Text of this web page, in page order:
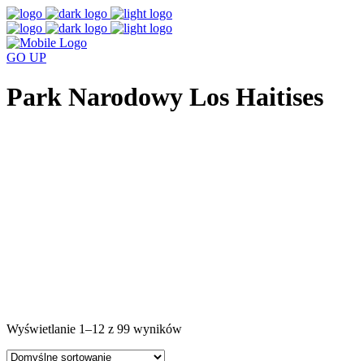
GO UP
Park Narodowy Los Haitises
Wyświetlanie 1–12 z 99 wyników